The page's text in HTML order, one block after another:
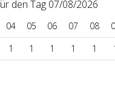
den Tag 07/08/2026
04 05 06 07 08
1 1 1 1 1